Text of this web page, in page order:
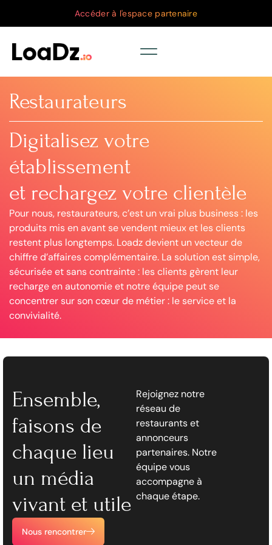
Accéder à l'espace partenaire
Restaurateurs
Digitalisez votre
établissement
et rechargez votre clientèle
Pour nous, restaurateurs, c’est un vrai plus business : les
produits mis en avant se vendent mieux et les clients
restent plus longtemps. Loadz devient un vecteur de
chiffre d’affaires complémentaire. La solution est simple,
sécurisée et sans contrainte : les clients gèrent leur
recharge en autonomie et notre équipe peut se
concentrer sur son cœur de métier : le service et la
convivialité.
Ensemble,
faisons de
chaque lieu
un média
vivant et utile
Nous rencontrer
Rejoignez notre
réseau de
restaurants et
annonceurs
partenaires. Notre
équipe vous
accompagne à
chaque étape.